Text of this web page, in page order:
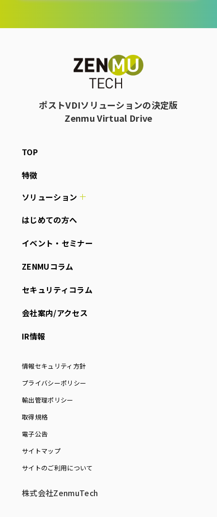
ポストVDIソリューションの決定版
Zenmu Virtual Drive
TOP
特徴
ソリューション
はじめての方へ
イベント・セミナー
ZENMUコラム
セキュリティコラム
会社案内/アクセス
IR情報
情報セキュリティ方針
プライバシーポリシー
輸出管理ポリシー
取得規格
電子公告
サイトマップ
サイトのご利用について
株式会社ZenmuTech